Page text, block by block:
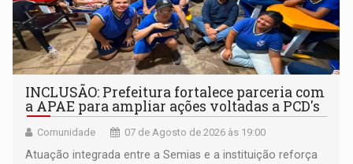
INCLUSÃO: Prefeitura fortalece parceria com
a APAE para ampliar ações voltadas a PCD's
Comunidade 07 de Agosto de 2026 às 19:00
Atuação integrada entre a Semias e a instituição reforça